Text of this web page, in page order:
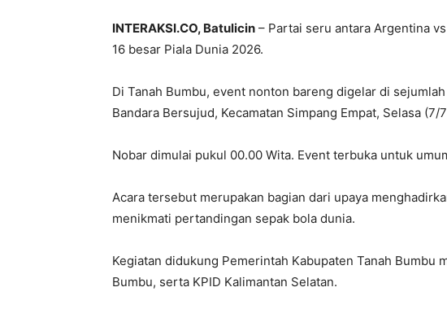
INTERAKSI.CO, Batulicin – Partai seru antara Argentina
16 besar Piala Dunia 2026.
Di Tanah Bumbu, event nonton bareng digelar di
Bandara Bersujud, Kecamatan Simpang Empat, Selasa (7/
Nobar dimulai pukul 00.00 Wita. Event terbuka untuk
Acara tersebut merupakan bagian dari upaya
menikmati pertandingan sepak bola dunia.
Kegiatan didukung Pemerintah Kabupaten Tanah Bumbu
Bumbu, serta KPID Kalimantan Selatan.